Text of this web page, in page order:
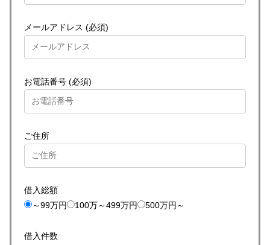
メールアドレス (必須)
お電話番号 (必須)
ご住所
借入総額
～99万円
100万～499万円 500万円～
借入件数